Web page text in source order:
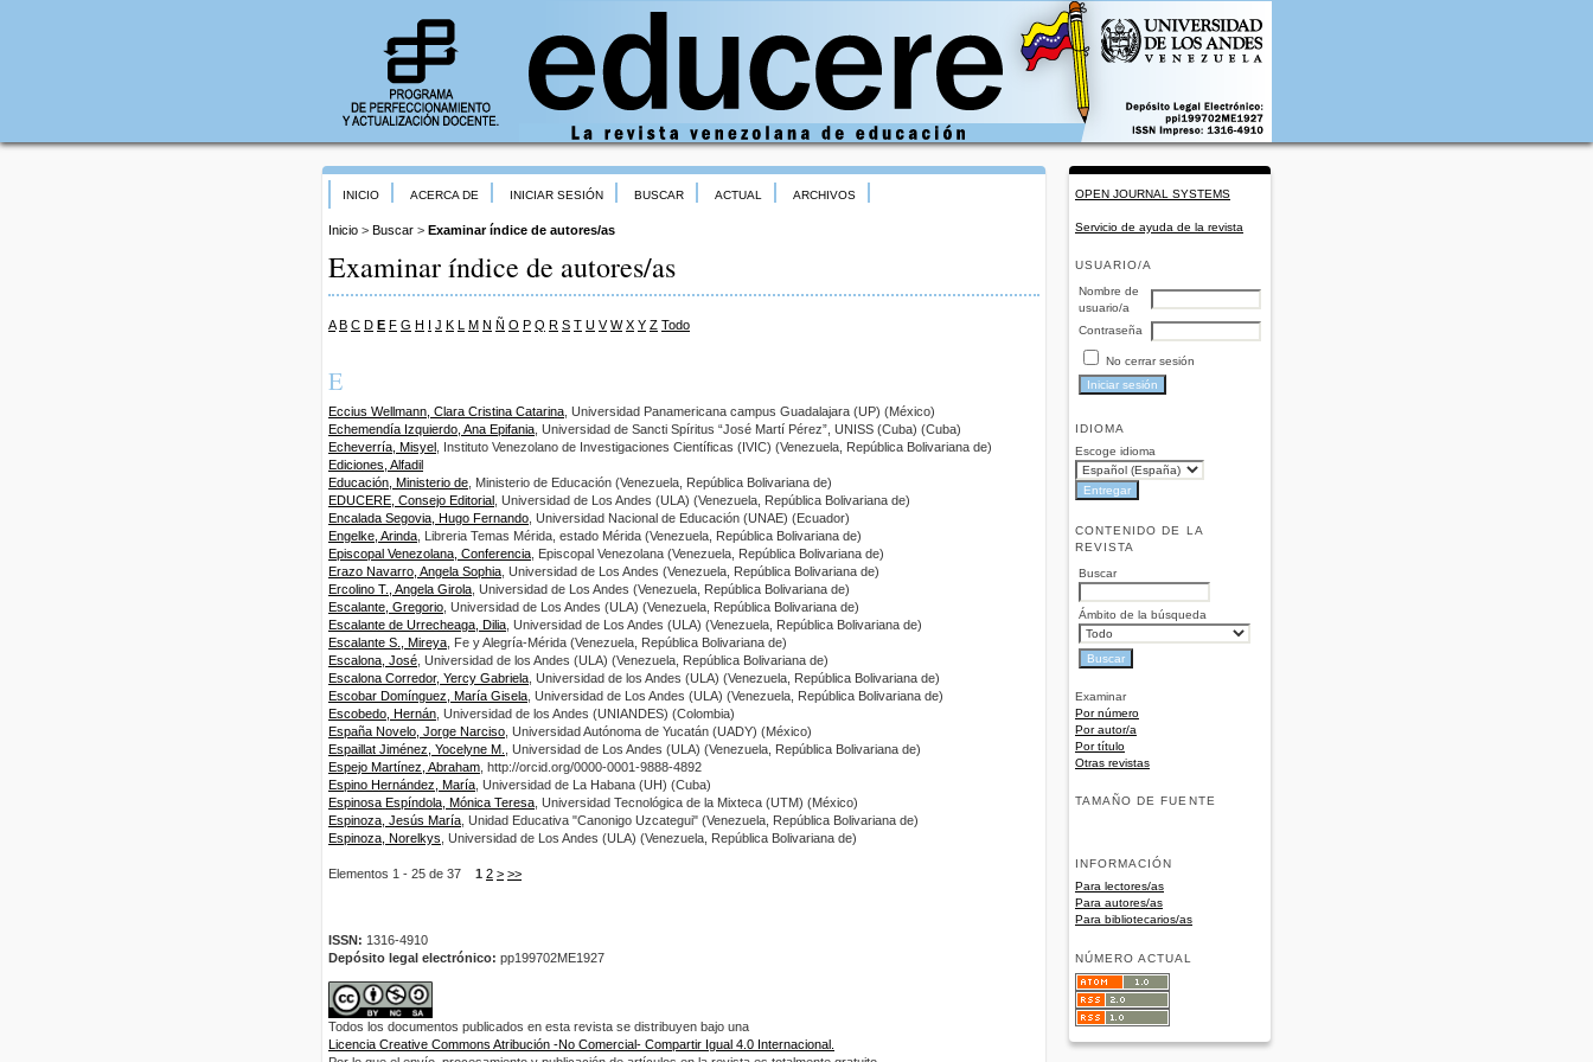
OPEN JOURNAL SYSTEMS
Servicio de ayuda de la revista
USUARIO/A
Nombre de
usuario/a
Contraseña
No cerrar sesión
IDIOMA
Escoge idioma
CONTENIDO DE LA
REVISTA
Buscar
Ámbito de la búsqueda
Examinar
Por número
Por autor/a
Por título
Otras revistas
TAMAÑO DE FUENTE
INFORMACIÓN
Para lectores/as
Para autores/as
Para bibliotecarios/as
NÚMERO ACTUAL
INICIO ACERCA DE INICIAR SESIÓN BUSCAR ACTUAL ARCHIVOS
Inicio > Buscar > Examinar índice de autores/as
Examinar índice de autores/as
A B C D E F G H I J K L M N Ñ O P Q R S T U V W X Y Z Todo
E
Eccius Wellmann, Clara Cristina Catarina , Universidad Panamericana campus Guadalajara (UP) (México)
Echemendía Izquierdo, Ana Epifania , Universidad de Sancti Spíritus “José Martí Pérez”, UNISS (Cuba) (Cuba)
Echeverría, Misyel
, Instituto Venezolano de Investigaciones Científicas (IVIC) (Venezuela, República Bolivariana de)
Ediciones, Alfadil
Educación, Ministerio de , Ministerio de Educación (Venezuela, República Bolivariana de)
EDUCERE, Consejo Editorial
, Universidad de Los Andes (ULA) (Venezuela, República Bolivariana de)
Encalada Segovia, Hugo Fernando , Universidad Nacional de Educación (UNAE) (Ecuador)
Engelke, Arinda , Libreria Temas Mérida, estado Mérida (Venezuela, República Bolivariana de)
Episcopal Venezolana, Conferencia , Episcopal Venezolana (Venezuela, República Bolivariana de)
Erazo Navarro, Angela Sophia , Universidad de Los Andes (Venezuela, República Bolivariana de)
Ercolino T., Angela Girola , Universidad de Los Andes (Venezuela, República Bolivariana de)
Escalante, Gregorio , Universidad de Los Andes (ULA) (Venezuela, República Bolivariana de)
Escalante de Urrecheaga, Dilia , Universidad de Los Andes (ULA) (Venezuela, República Bolivariana de)
Escalante S., Mireya , Fe y Alegría-Mérida (Venezuela, República Bolivariana de)
Escalona, José , Universidad de los Andes (ULA) (Venezuela, República Bolivariana de)
Escalona Corredor, Yercy Gabriela , Universidad de los Andes (ULA) (Venezuela, República Bolivariana de)
Escobar Domínguez, María Gisela , Universidad de Los Andes (ULA) (Venezuela, República Bolivariana de)
Escobedo, Hernán , Universidad de los Andes (UNIANDES) (Colombia)
España Novelo, Jorge Narciso , Universidad Autónoma de Yucatán (UADY) (México)
Espaillat Jiménez, Yocelyne M.
, Universidad de Los Andes (ULA) (Venezuela, República Bolivariana de)
Espejo Martínez, Abraham , http://orcid.org/0000-0001-9888-4892
Espino Hernández, María , Universidad de La Habana (UH) (Cuba)
Espinosa Espíndola, Mónica Teresa , Universidad Tecnológica de la Mixteca (UTM) (México)
Espinoza, Jesús María , Unidad Educativa "Canonigo Uzcategui" (Venezuela, República Bolivariana de)
Espinoza, Norelkys , Universidad de Los Andes (ULA) (Venezuela, República Bolivariana de)
Elementos 1 - 25 de 37 1 2 > >>
ISSN: 1316-4910
Depósito legal electrónico: pp199702ME1927
Todos los documentos publicados en esta revista se distribuyen bajo una
Licencia Creative Commons Atribución -No Comercial- Compartir Igual 4.0 Internacional.